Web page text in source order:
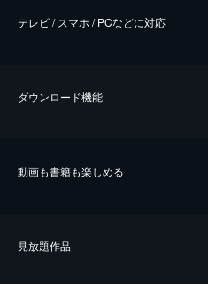
テレビ / スマホ / PCなどに対応
ダウンロード機能
動画も書籍も楽しめる
⾒放題作品